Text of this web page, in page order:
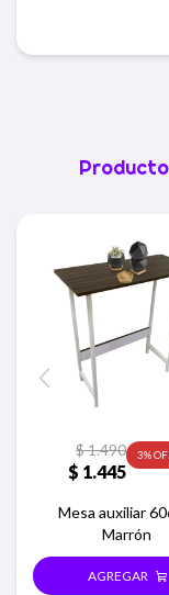
$ 1.445
$1.490 3
Mesa auxiliar
Marrón